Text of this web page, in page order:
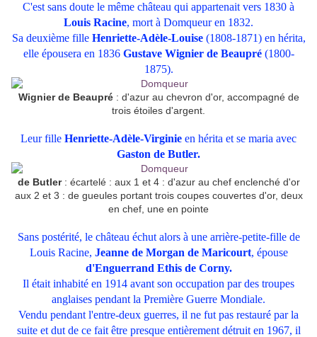
C'est sans doute le même château qui appartenait vers 1830 à
Louis Racine, mort à Domqueur en 1832.
Sa deuxième fille Henriette-Adèle-Louise(1808-1871) en hérita,
elle épousera en 1836 Gustave Wignier de Beaupré(1800-
1875).
Wignier de Beaupré: d'azur au chevron d'or, accompagné de
trois étoiles d'argent.
Leur fille Henriette-Adèle-Virginie en hérita et se maria avec
Gaston de Butler.
de Butler: écartelé : aux 1 et 4 : d'azur au chef enclenché d'or
aux 2 et 3 : de gueules portant trois coupes couvertes d'or, deux
en chef, une en pointe
Sans postérité, le château échut alors à une arrière-petite-fille de
Louis Racine, Jeanne de Morgan de Maricourt, épouse
d'Enguerrand Ethis de Corny.
Il était inhabité en 1914 avant son occupation par des troupes
anglaises pendant la Première Guerre Mondiale.
Vendu pendant l'entre-deux guerres, il ne fut pas restauré par la
suite et dut de ce fait être presque entièrement détruit en 1967, il